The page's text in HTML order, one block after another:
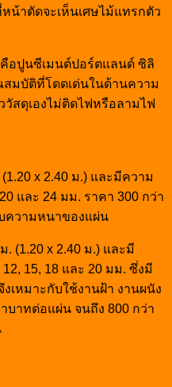
น้าตัดจะเห็นเศษไม้แทรกตัว
อปูนซีเมนต์ปอร์ตแลนด์ ซิลิ
สมบัติที่โดดเด่นในด้านความ
สดุเองไม่ติดไฟหรือลามไฟ
x 2.40 ม.) และมีความ
และ 24 มม. ราคา 300 กว่า
ความหนาของแผ่น
(1.20 x 2.40 ม.) และมี
15, 18 และ 20 มม. ซึ่งมี
เหมาะกับใช้งานฝ้า งานผนัง
บาทต่อแผ่น จนถึง 800 กว่า